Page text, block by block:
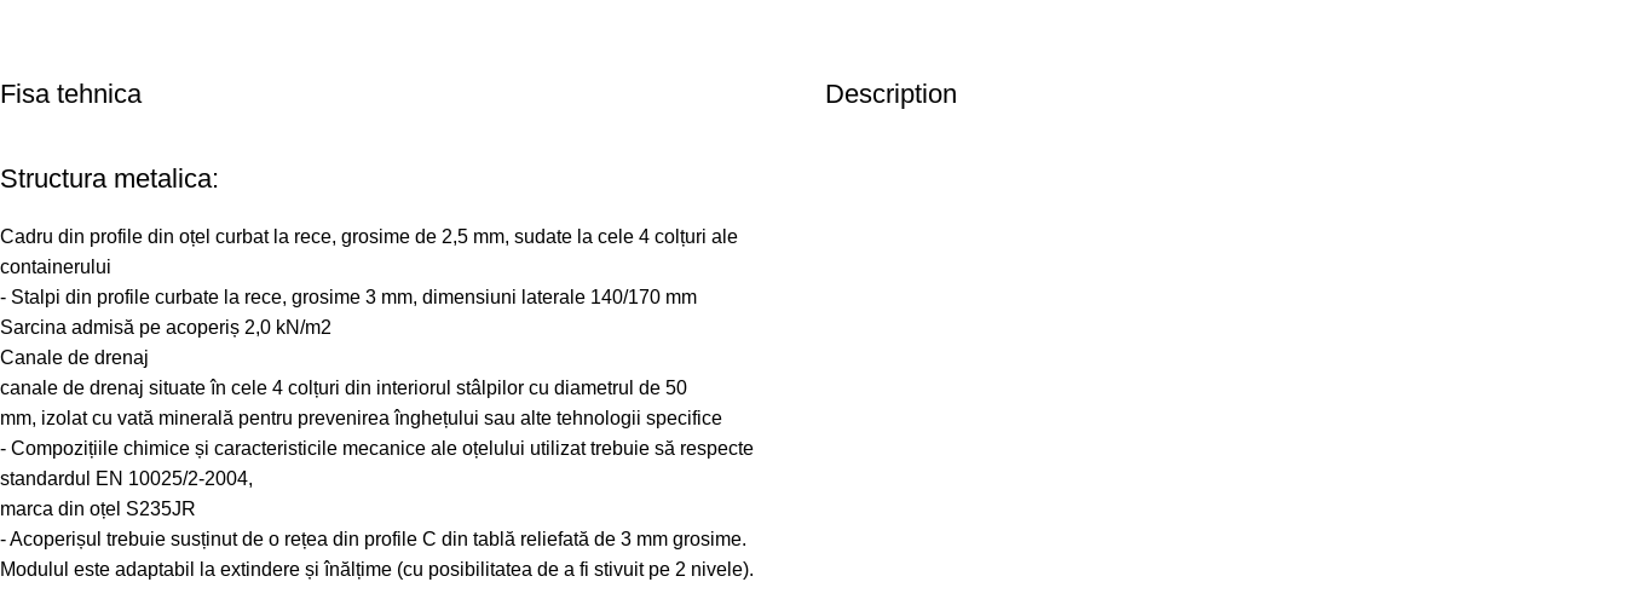
Fisa tehnica
Structura metalica:
Cadru din profile din oțel curbat la rece, grosime de 2,5 mm, sudate la cele 4 colțuri ale
containerului
- Stalpi din profile curbate la rece, grosime 3 mm, dimensiuni laterale 140/170 mm
Sarcina admisă pe acoperiș 2,0 kN/m2
Canale de drenaj
canale de drenaj situate în cele 4 colțuri din interiorul stâlpilor cu diametrul de 50
mm, izolat cu vată minerală pentru prevenirea înghețului sau alte tehnologii specifice
- Compozițiile chimice și caracteristicile mecanice ale oțelului utilizat trebuie să respecte
standardul EN 10025/2-2004,
marca din oțel S235JR
- Acoperișul trebuie susținut de o rețea din profile C din tablă reliefată de 3 mm grosime.
Modulul este adaptabil la extindere și înălțime (cu posibilitatea de a fi stivuit pe 2 nivele).
Description